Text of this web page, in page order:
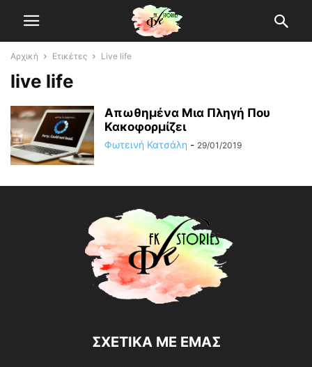
Αρχική Ετικέτες Live life
live life
Απωθημένα Μια Πληγή Που
Κακοφορμίζει
Φωτεινή Κατσάλη - 29/01/2019
ΣΧΕΤΙΚΑ ΜΕ ΕΜΑΣ